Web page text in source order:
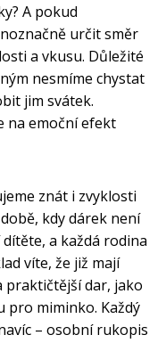
A pokud
určit směr
a vkusu. Důležité
nesmíme chystat
jim svátek.
na emoční efekt
znát i zvyklosti
kdy dárek není
a každá rodina
víte, že již mají
praktičtější dar, jako
pro miminko. Každý
– osobní rukopis